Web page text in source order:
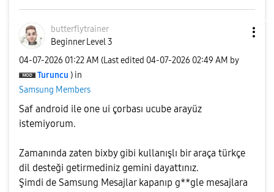
butterflytrainer
Beginner Level 3
‎04-07-2026 01:22 AM (Last edited ‎04-07-2026 02:49 AM by
Turuncu ) in
Samsung Members
Saf android ile one ui çorbası ucube arayüz
istemiyorum.
Zamanında zaten bixby gibi kullanışlı bir araça türkçe
dil desteği getirmediniz gemini dayattınız.
Şimdi de Samsung Mesajlar kapanıp g**gle mesajlara